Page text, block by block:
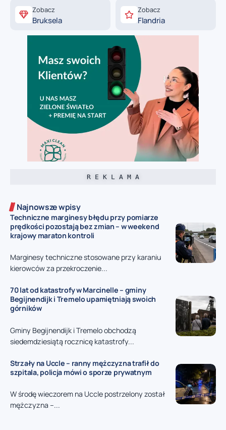
Zobacz
Bruksela
Zobacz
Flandria
R E K L A M A
Najnowsze wpisy
Techniczne marginesy błędu przy pomiarze
prędkości pozostają bez zmian – w weekend
krajowy maraton kontroli
Marginesy techniczne stosowane przy karaniu
kierowców za przekroczenie...
70 lat od katastrofy w Marcinelle – gminy
Begijnendijk i Tremelo upamiętniają swoich
górników
Gminy Begijnendijk i Tremelo obchodzą
siedemdziesiątą rocznicę katastrofy...
Strzały na Uccle – ranny mężczyzna trafił do
szpitala, policja mówi o sporze prywatnym
W środę wieczorem na Uccle postrzelony został
mężczyzna –...